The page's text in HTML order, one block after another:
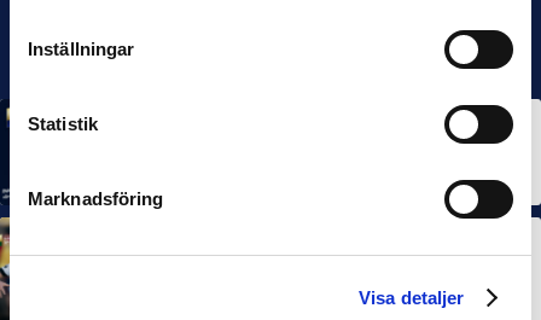
Inställningar
Statistik
Marknadsföring
Visa detaljer